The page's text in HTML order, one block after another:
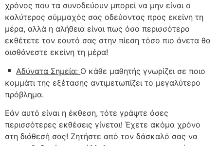
χρόνος που τα συνοδεύουν μπορεί να μην είναι ο
καλύτερος σύμμαχός σας οδεύοντας προς εκείνη τη
μέρα, αλλά η αλήθεια είναι πως όσο περισσότερο
εκθέτετε τον εαυτό σας στην πίεση τόσο πιο άνετα θα
αισθάνεστε εκείνη τη μέρα!
Αδύνατα Σημεία: Ο κάθε μαθητής γνωρίζει σε ποιο
κομμάτι της εξέτασης αντιμετωπίζει το μεγαλύτερο
πρόβλημα.
Εάν αυτό είναι η έκθεση, τότε γράψτε όσες
περισσότερες εκθέσεις γίνεται! Έχετε ακόμα χρόνο
στη διάθεσή σας! Ζητήστε από τον δάσκαλό σας να